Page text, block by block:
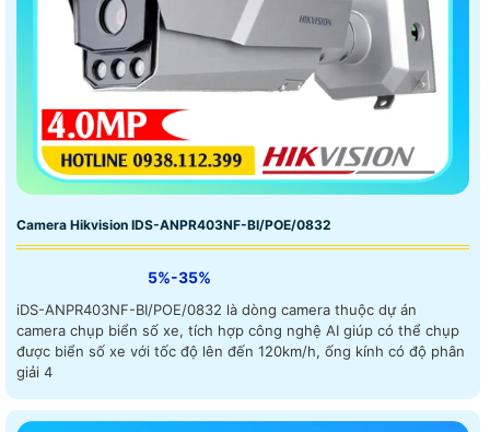
Camera Hikvision IDS-ANPR403NF-BI/POE/0832
5%-35%
iDS-ANPR403NF-BI/POE/0832 là dòng camera thuộc dự án
camera chụp biển số xe, tích hợp công nghệ AI giúp có thể chụp
được biển số xe với tốc độ lên đến 120km/h, ống kính có độ phân
giải 4